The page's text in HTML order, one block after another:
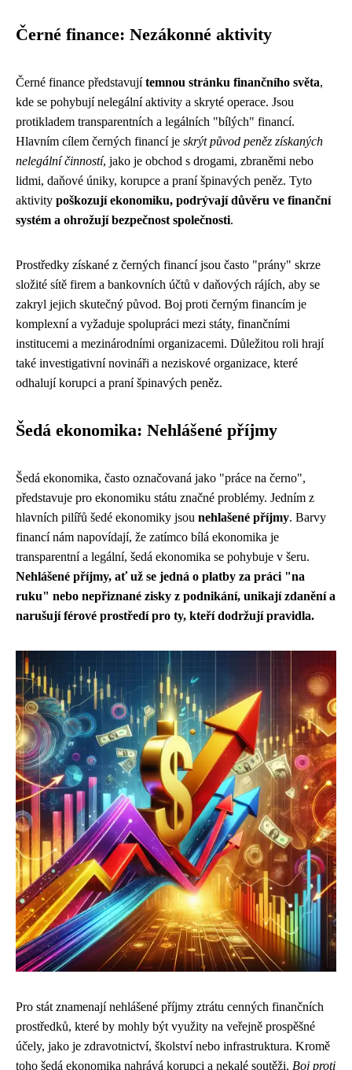
Černé finance: Nezákonné aktivity
Černé finance představujítemnou stránku finančního světa,
kde se pohybují nelegální aktivity a skryté operace. Jsou
protikladem transparentních a legálních "bílých" financí.
Hlavním cílem černých financí je skrýt původ peněz získaných
nelegální činností, jako je obchod s drogami, zbraněmi nebo
lidmi, daňové úniky, korupce a praní špinavých peněz. Tyto
aktivity poškozují ekonomiku, podrývají důvěru ve finanční
systém a ohrožují bezpečnost společnosti.
Prostředky získané z černých financí jsou často "prány" skrze
složité sítě firem a bankovních účtů v daňových rájích, aby se
zakryl jejich skutečný původ. Boj proti černým financím je
komplexní a vyžaduje spolupráci mezi státy, finančními
institucemi a mezinárodními organizacemi. Důležitou roli hrají
také investigativní novináři a neziskové organizace, které
odhalují korupci a praní špinavých peněz.
Šedá ekonomika: Nehlášené příjmy
Šedá ekonomika, často označovaná jako "práce na černo",
představuje pro ekonomiku státu značné problémy. Jedním z
hlavních pilířů šedé ekonomiky jsou nehlašené příjmy. Barvy
financí nám napovídají, že zatímco bílá ekonomika je
transparentní a legální, šedá ekonomika se pohybuje v šeru.
Nehlášené příjmy, ať už se jedná o platby za práci "na
ruku" nebo nepřiznané zisky z podnikání, unikají zdanění a
narušují férové prostředí pro ty, kteří dodržují pravidla.
Pro stát znamenají nehlášené příjmy ztrátu cenných finančních
prostředků, které by mohly být využity na veřejně prospěšné
účely, jako je zdravotnictví, školství nebo infrastruktura. Kromě
toho šedá ekonomika nahrává korupci a nekalé soutěži. Boj proti